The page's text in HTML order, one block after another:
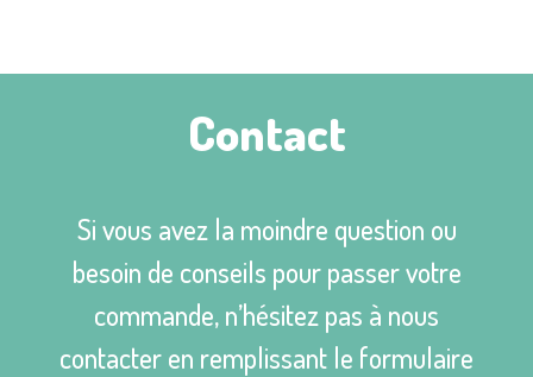
Contact
Si vous avez la moindre question ou
besoin de conseils pour passer votre
commande, n’hésitez pas à nous
contacter en remplissant le formulaire